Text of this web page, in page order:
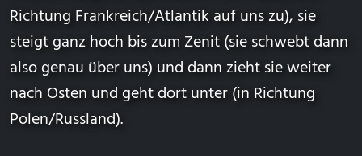
Richtung Frankreich/Atlantik auf uns zu), sie
steigt ganz hoch bis zum Zenit (sie schwebt dann
also genau über uns) und dann zieht sie weiter
nach Osten und geht dort unter (in Richtung
Polen/Russland).